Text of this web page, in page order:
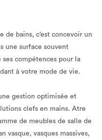
de bains, c’est concevoir un
une surface souvent
compétences pour la
à votre mode de vie.
gestion optimisée et
clefs en mains. Atre
de meubles de salle de
vasque, vasques massives,